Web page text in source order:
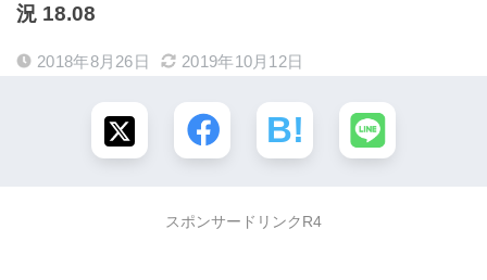
況 18.08
2018年8月26日 2019年10月12日
スポンサードリンクR4